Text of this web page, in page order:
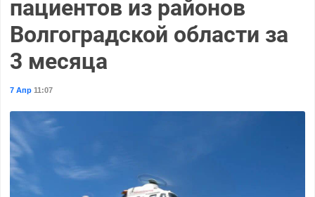
пациентов из районов
Волгоградской области за
3 месяца
7 Апр11:07